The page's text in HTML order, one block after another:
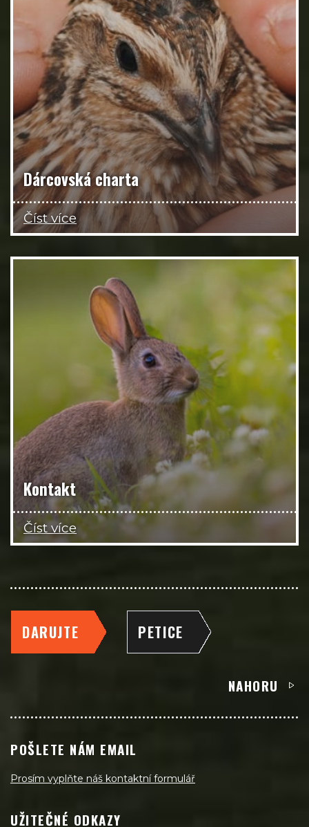
Dárcovská charta
Číst více
Kontakt
Číst více
DARUJTE PETICE
NAHORU
POŠLETE NÁM EMAIL
Prosím vyplňte náš kontaktní formulář
UŽITEČNÉ ODKAZY